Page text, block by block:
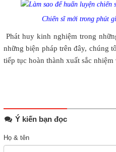
Chiến sĩ mới trong phút
Phát huy kinh nghiệm trong
những biện pháp trên đây, chúng
tiếp tục hoàn thành xuất sắc
Ý kiến bạn đọc
Họ & tên